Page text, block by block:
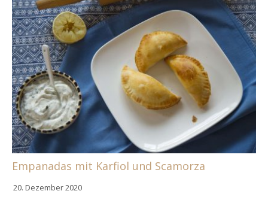
Empanadas mit Karfiol und Scamorza
20. Dezember 2020